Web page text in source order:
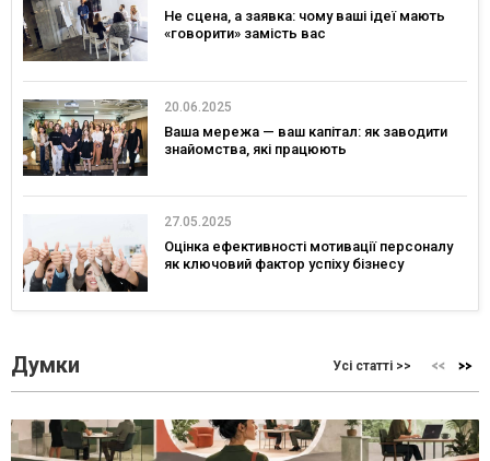
Не сцена, а заявка: чому ваші ідеї мають
«говорити» замість вас
20.06.2025
Ваша мережа — ваш капітал: як заводити
знайомства, які працюють
27.05.2025
Оцінка ефективності мотивації персоналу
як ключовий фактор успіху бізнесу
Думки Усі статті >>